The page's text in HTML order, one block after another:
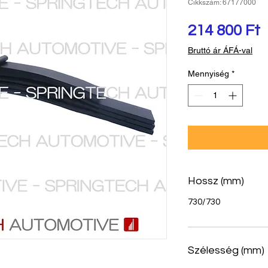
Cikkszám: 67177000
214 800 FtÁr
Bruttó ár ÁFÁ-val
Mennyiség *
Hossz (mm)
730/730
Szélesség (mm)